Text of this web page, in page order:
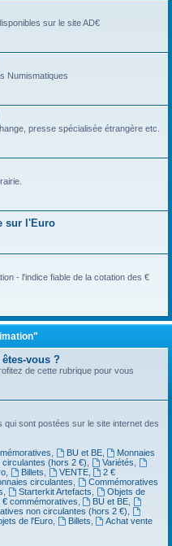
sur le site AD€
Numismatiques
presse spécialisée étrangère etc.
sur l'Euro
- l'indice fiable de la cotation des €
vous ?
de cette rubrique pour vous
sont postées sur le site internet des
BU et BE,
Monnaies
(hors 2 €) Variétés
, Billets VENTE,
2 €
circulantes
Commémoratives
Starterkit Artefacts
Objets de
€ commémoratives BU et BE
non circulantes (hors 2 €)
de l'Euro, Billets
Achat vente